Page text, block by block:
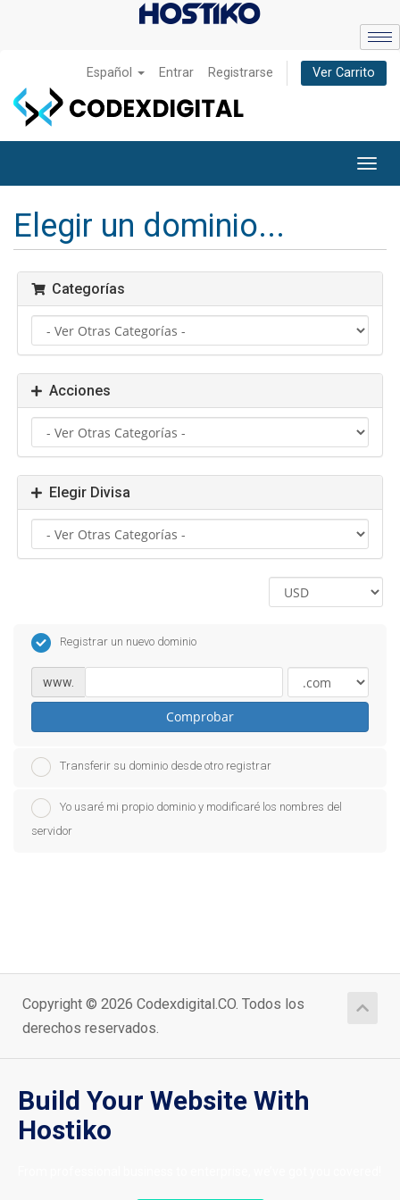
Español Entrar Registrarse Ver Carrito
Elegir un dominio...
Categorías
Acciones
Elegir Divisa
Registrar un nuevo dominio
www.
Comprobar
Transferir su dominio desde otro registrar
Yo usaré mi propio dominio y modificaré los nombres del
servidor
Copyright © 2026 Codexdigital.CO. Todos los
derechos reservados.
Build Your Website With
Hostiko